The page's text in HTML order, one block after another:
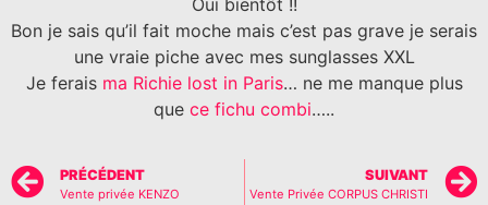
Bon je sais qu’il fait moche mais c’est pas grave je serais
une vraie piche avec mes sunglasses XXL
Je ferais ma Richie lost in Paris… ne me manque plus
que ce fichu combi…..
PRÉCÉDENT
Vente privée KENZO
SUIVANT
Vente Privée CORPUS CHRISTI